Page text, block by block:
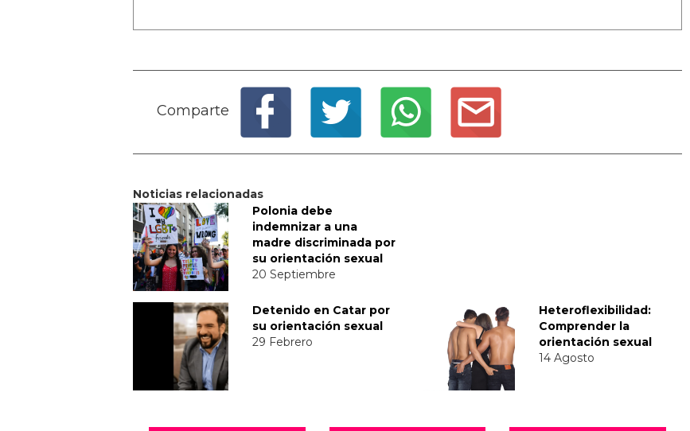
Comparte
Noticias relacionadas
Polonia debe
indemnizar a una
madre discriminada por
su orientación sexual
20 Septiembre
Detenido en Catar por
su orientación sexual
29 Febrero
Heteroflexibilidad:
Comprender la
orientación sexual
14 Agosto